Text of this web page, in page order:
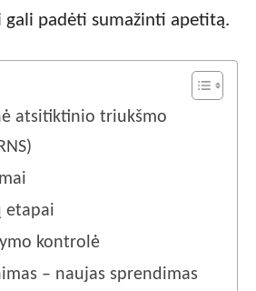
padėti sumažinti apetitą.
atsitiktinio triukšmo
etapai
kontrolė
– naujas sprendimas